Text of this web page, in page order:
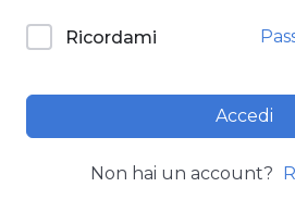
Ricordami
Accedi
Non hai un account?